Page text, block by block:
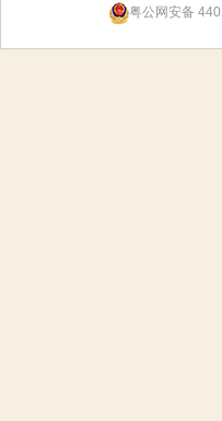
粤公网安备